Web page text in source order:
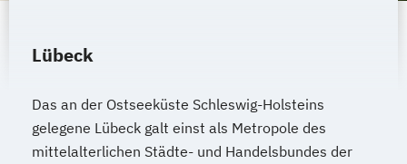
Sales & Management
Service Leadership Certificate - Lufthansa
Social-Media- und E-Marketing-Manager/in
Lübeck
Das an der Ostseeküste Schleswig-Holsteins
gelegene Lübeck galt einst als Metropole des
mittelalterlichen Städte- und Handelsbundes der